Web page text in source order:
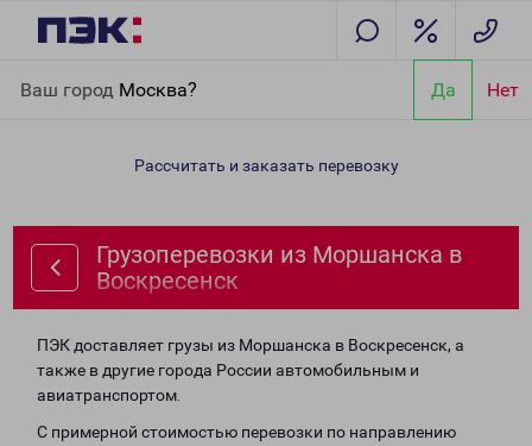
Ваш город Москва? Да Нет
Воскресенск
Рассчитать и заказать перевозку
Грузоперевозки из Моршанска в
Воскресенск
ПЭК доставляет грузы из Моршанска в Воскресенск, а
также в другие города России автомобильным и
авиатранспортом.
С примерной стоимостью перевозки по направлению